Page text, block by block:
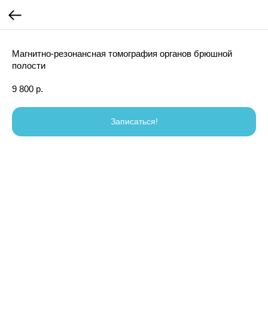
Магнитно-резонансная томография органов брюшной
полости
9 800 р.
Записаться!